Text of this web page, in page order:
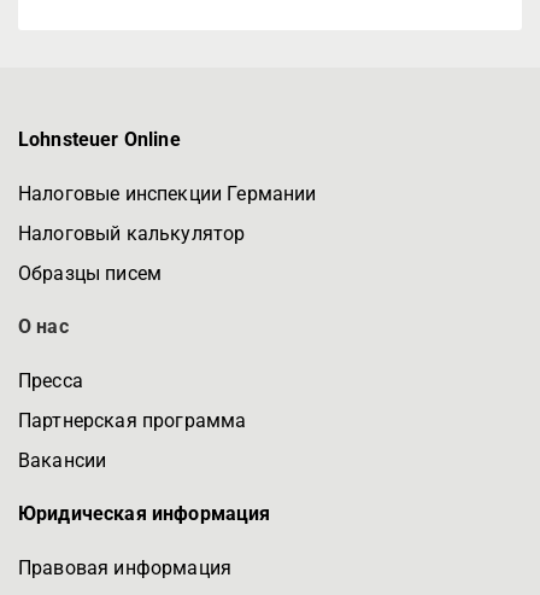
Lohnsteuer Online
Налоговые инспекции Германии
Налоговый калькулятор
Образцы писем
О нас
Пресса
Партнерская программа
Вакансии
Юридическая информация
Правовая информация